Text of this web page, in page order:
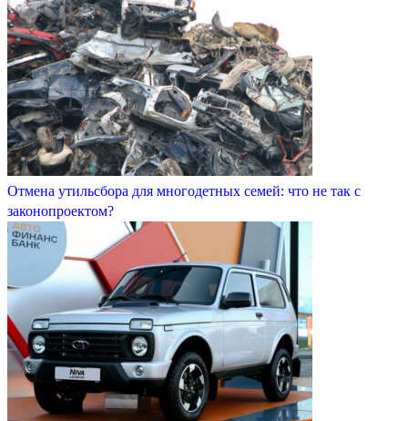
Отмена утильсбора для многодетных семей: что не так с
законопроектом?